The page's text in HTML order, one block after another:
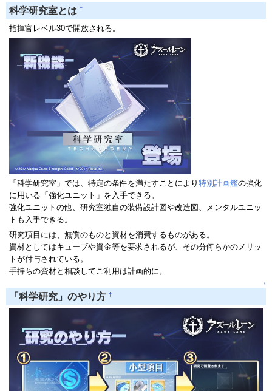
科学研究室とは †
指揮官レベル30で開放される。
「科学研究室」では、特定の条件を満たすことにより 特別計画艦の強化
に用いる「強化ユニット」を入手できる。
強化ユニットの他、研究室独自の装備設計図や改造図、メンタルユニッ
トも入手できる。
研究項目には、無償のものと資材を消費するものがある。
資材としてはキューブや資金等を要求されるが、その分何らかのメリッ
トが付与されている。
手持ちの資材と相談してご利用は計画的に。
↑
「科学研究」のやり方 †